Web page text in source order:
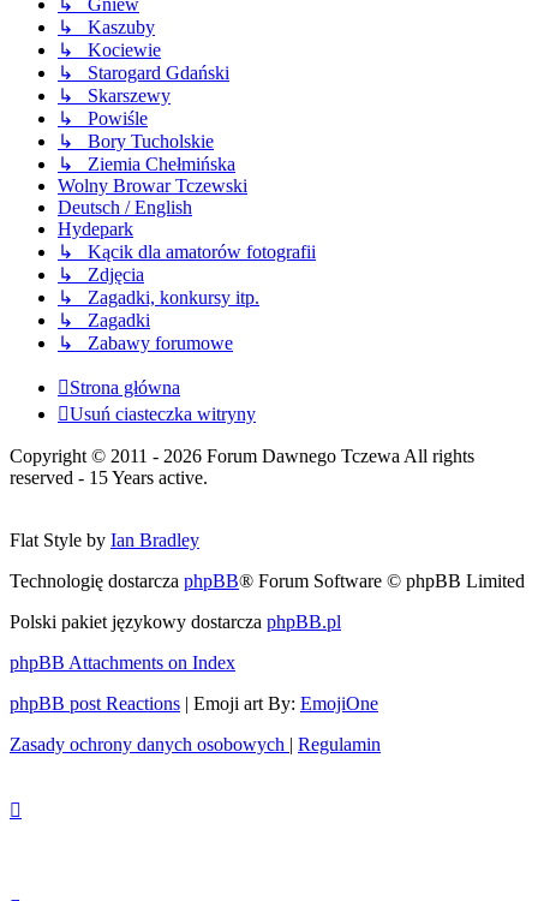
↳ Gniew
↳ Kaszuby
↳ Kociewie
↳ Starogard Gdański
↳ Skarszewy
↳ Powiśle
↳ Bory Tucholskie
↳ Ziemia Chełmińska
Wolny Browar Tczewski
Deutsch / English
Hydepark
↳ Kącik dla amatorów fotografii
↳ Zdjęcia
↳ Zagadki, konkursy itp.
↳ Zagadki
↳ Zabawy forumowe
Strona główna
Usuń ciasteczka witryny
Copyright © 2011 - 2026 Forum Dawnego Tczewa All rights
reserved - 15 Years active.
Flat Style by Ian Bradley
Technologię dostarcza phpBB® Forum Software © phpBB Limited
Polski pakiet językowy dostarcza phpBB.pl
phpBB Attachments on Index
phpBB post Reactions | Emoji art By: EmojiOne
Zasady ochrony danych osobowych | Regulamin